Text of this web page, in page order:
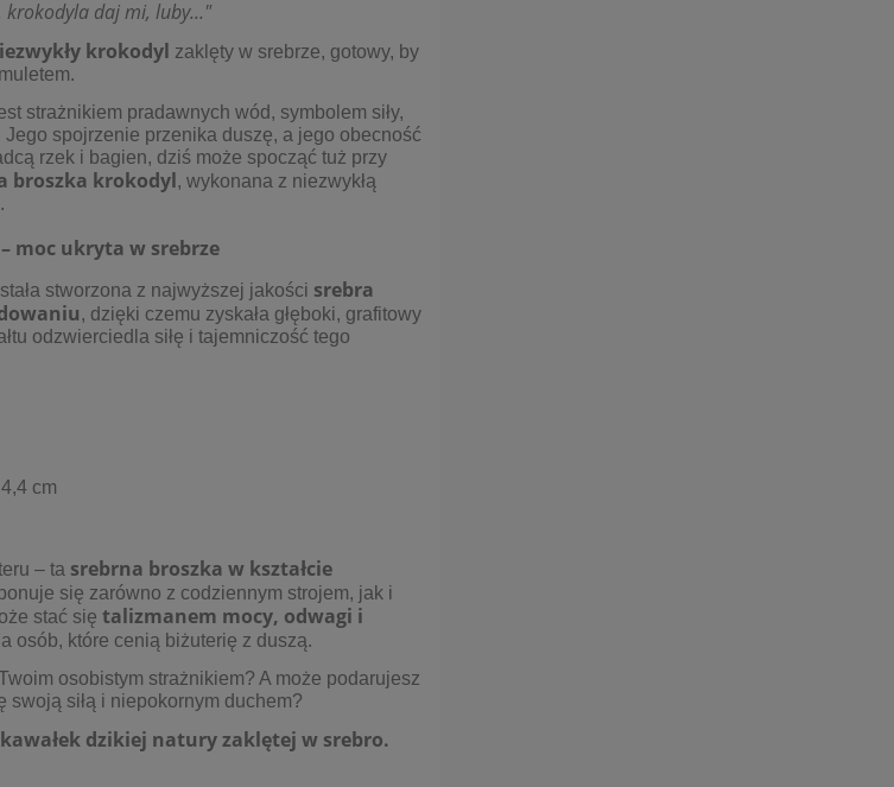
krokodyla daj mi, luby..."
krokodyl zaklęty w srebrze, gotowy, by
strażnikiem pradawnych wód, symbolem siły,
spojrzenie przenika duszę, a jego obecność
rzek i bagien, dziś może spocząć tuż przy
broszka krokodyl, wykonana z niezwykłą
moc ukryta w srebrze
stworzona z najwyższej jakości srebra
, dzięki czemu zyskała głęboki, grafitowy
odzwierciedla siłę i tajemniczość tego
4,4 cm
– ta srebrna broszka w kształcie
się zarówno z codziennym strojem, jak i
stać się talizmanem mocy, odwagi i
osób, które cenią biżuterię z duszą.
osobistym strażnikiem? A może podarujesz
swoją siłą i niepokornym duchem?
dzikiej natury zaklętej w srebro.